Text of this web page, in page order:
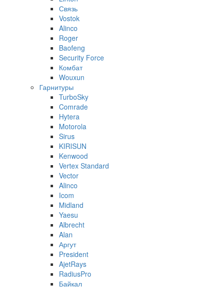
Связь
Vostok
Alinco
Roger
Baofeng
Security Force
Комбат
Wouxun
Гарнитуры
TurboSky
Comrade
Hytera
Motorola
Sirus
KIRISUN
Kenwood
Vertex Standard
Vector
Alinco
Icom
Midland
Yaesu
Albrecht
Alan
Аргут
President
AjetRays
RadiusPro
Байкал